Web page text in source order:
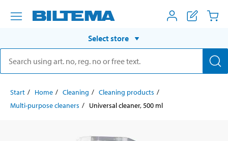
Select store
Start Home Cleaning
Cleaning products
Multi-purpose cleaners
Universal cleaner, 500 ml